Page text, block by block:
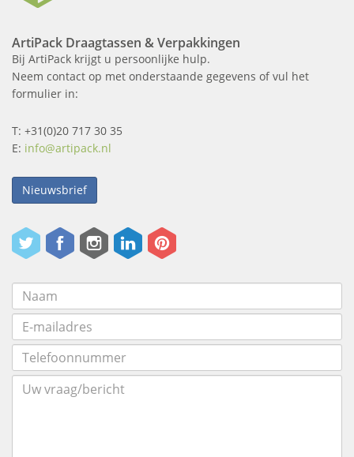
ArtiPack Draagtassen & Verpakkingen
Bij ArtiPack krijgt u persoonlijke hulp.
Neem contact op met onderstaande gegevens of vul het
formulier in:
T: +31(0)20 717 30 35
E: info@artipack.nl
Nieuwsbrief